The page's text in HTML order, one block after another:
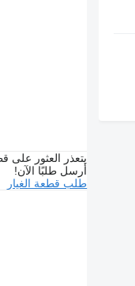
يتعذر العثور على
أرسل طلبًا الآن!
طلب قطعة الغيار